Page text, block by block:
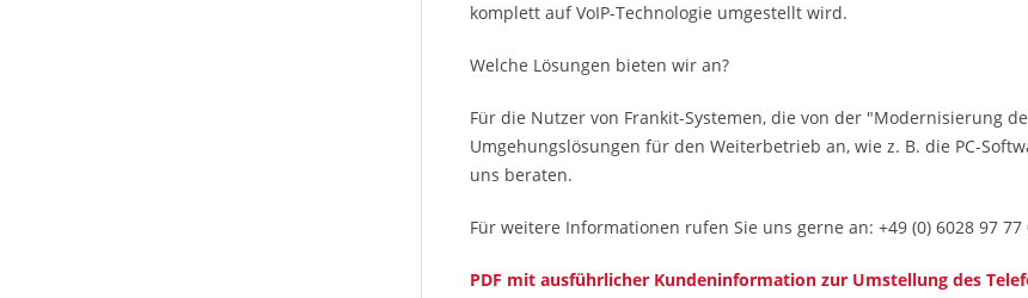
komplett auf VoIP-Technologie umgestellt wird.
Welche Lösungen bieten wir an?
Für die Nutzer von Frankit-Systemen, die von der "Modernisierung
Umgehungslösungen für den Weiterbetrieb an, wie z. B. die PC-
uns beraten.
Für weitere Informationen rufen Sie uns gerne an: +49 (0) 6028 97 77
PDF mit ausführlicher Kundeninformation zur Umstellung des